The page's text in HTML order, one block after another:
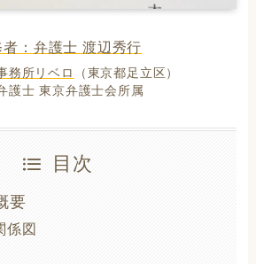
者：弁護士 渡辺秀行
務所リベロ
（東京都足立区）
護士 東京弁護士会所属
目次
要
係図